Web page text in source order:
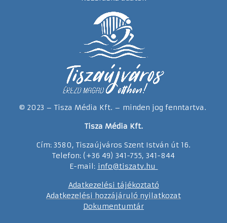
© 2023 – Tisza Média Kft. – minden jog fenntartva.
Tisza Média Kft.
Cím: 3580, Tiszaújváros Szent István út 16.
Telefon: (+36 49) 341-755, 341-844
E-mail: info@tiszatv. hu
Adatkezelési tájékoztató
Adatkezelési hozzájáruló nyilatkozat
Dokumentumtár